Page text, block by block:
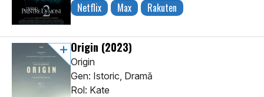
Netflix Max Rakuten
Origin (2023)
Origin
Gen: Istoric, Dramă
Rol: Kate